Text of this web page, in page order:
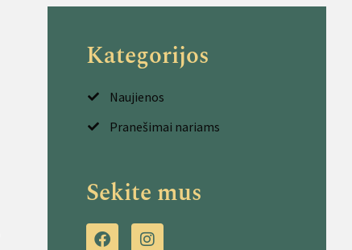
Kategorijos
Naujienos
Pranešimai nariams
Sekite mus